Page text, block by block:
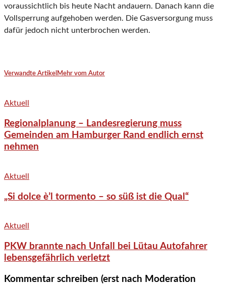
voraussichtlich bis heute Nacht andauern. Danach kann die
Vollsperrung aufgehoben werden. Die Gasversorgung muss
dafür jedoch nicht unterbrochen werden.
Verwandte Artikel Mehr vom Autor
Aktuell
Regionalplanung – Landesregierung muss
Gemeinden am Hamburger Rand endlich ernst
nehmen
Aktuell
„Si dolce è’l tormento – so süß ist die Qual“
Aktuell
PKW brannte nach Unfall bei Lütau Autofahrer
lebensgefährlich verletzt
Kommentar schreiben (erst nach Moderation